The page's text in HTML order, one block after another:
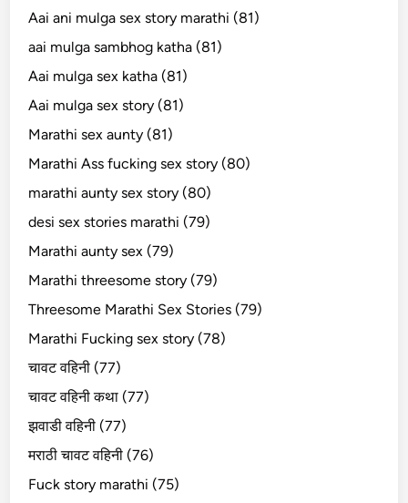
Aai ani mulga sex story marathi (81)
aai mulga sambhog katha (81)
Aai mulga sex katha (81)
Aai mulga sex story (81)
Marathi sex aunty (81)
Marathi Ass fucking sex story (80)
marathi aunty sex story (80)
desi sex stories marathi (79)
Marathi aunty sex (79)
Marathi threesome story (79)
Threesome Marathi Sex Stories (79)
Marathi Fucking sex story (78)
चावट वहिनी (77)
चावट वहिनी कथा (77)
झवाडी वहिनी (77)
मराठी चावट वहिनी (76)
Fuck story marathi (75)